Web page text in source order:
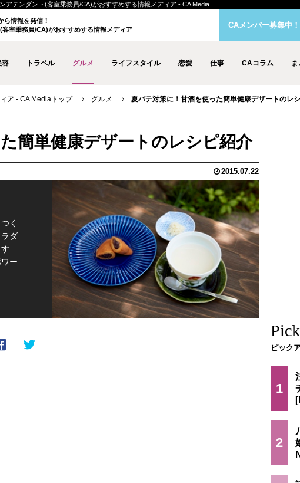
テンダント(客室乗務員/CA)がおすすめする情報メディア - CA Media
ら情報を発信！
客室乗務員/CA)がおすすめする情報メディア
容 トラベル グルメ ライフスタイル 恋愛 仕事 CAコラム
CAメンバー募集中！
ア - CA Mediaトップ グルメ 夏バテ対策に！甘酒を使った簡単健康デザートのレ
簡単健康デザートのレシピ紹介
2015.07.22
く
ダ
ー
ピック
1
2